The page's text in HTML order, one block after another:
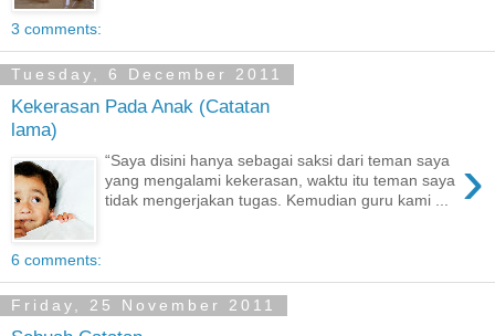
3 comments:
Tuesday, 6 December 2011
Kekerasan Pada Anak (Catatan
lama)
›
“Saya disini hanya sebagai saksi dari teman saya
yang mengalami kekerasan, waktu itu teman saya
tidak mengerjakan tugas. Kemudian guru kami ...
6 comments:
Friday, 25 November 2011